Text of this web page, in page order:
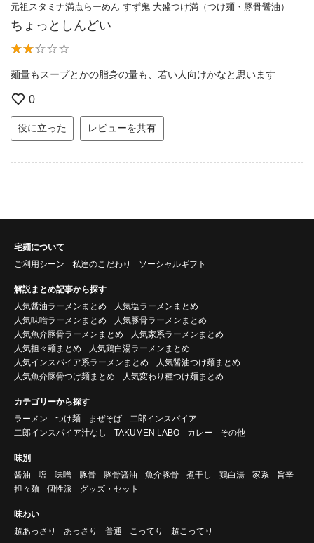
元祖スタミナ満点らーめん すず鬼 大盛つけ満（つけ麺・豚骨醤油）
ちょっとしんどい
麺量もスープとかの脂身の量も、若い人向けかなと思います
0
役に立った レビューを共有
宅麺について
ご利用シーン
私達のこだわり ソーシャルギフト
解説まとめ記事から探す
人気醤油ラーメンまとめ
人気塩ラーメンまとめ
人気味噌ラーメンまとめ
人気豚骨ラーメンまとめ
人気魚介豚骨ラーメンまとめ
人気家系ラーメンまとめ
人気担々麺まとめ
人気鶏白湯ラーメンまとめ
人気インスパイア系ラーメンまとめ
人気醤油つけ麺まとめ
人気魚介豚骨つけ麺まとめ
人気変わり種つけ麺まとめ
カテゴリーから探す
ラーメン
つけ麺 まぜそば
二郎インスパイア
二郎インスパイア汁なし
TAKUMEN LABO カレー その他
味別
醤油
塩 味噌 豚骨 豚骨醤油 魚介豚骨 煮干し 鶏白湯 家系
旨辛
担々麺
個性派 グッズ・セット
味わい
超あっさり
あっさり 普通 こってり 超こってり